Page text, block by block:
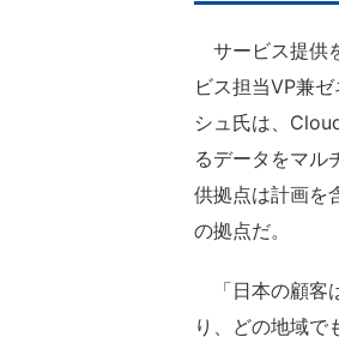
サービス提供
ビス担当VP兼
シュ氏は、
るデータをマル
供拠点は計画を
の拠点だ。
「日本の顧客
り、どの地域で